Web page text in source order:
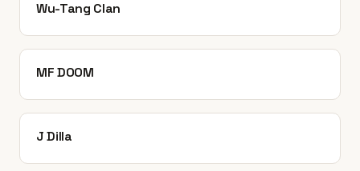
Wu-Tang Clan
MF DOOM
J Dilla